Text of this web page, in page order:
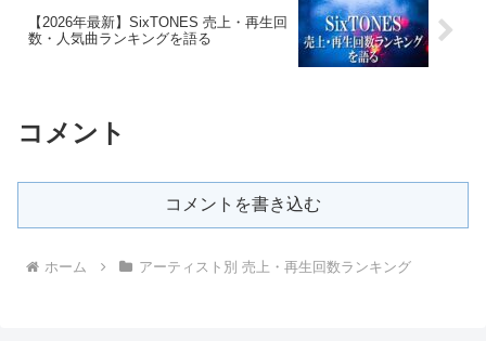
【2026年最新】SixTONES 売上・再生回
数・人気曲ランキングを語る
コメント
コメントを書き込む
ホーム アーティスト別 売上・再生回数ランキング